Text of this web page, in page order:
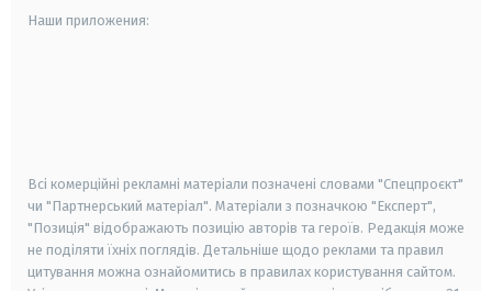
Наши приложения:
Всі комерційні рекламні матеріали позначені словами "Спецпроєкт"
чи "Партнерський матеріал". Матеріали з позначкою "Експерт",
"Позиція" відображають позицію авторів та героїв. Редакція може
не поділяти їхніх поглядів. Детальніше щодо реклами та правил
цитування можна ознайомитись в правилах користування сайтом.